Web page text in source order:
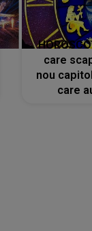
care
nou
care